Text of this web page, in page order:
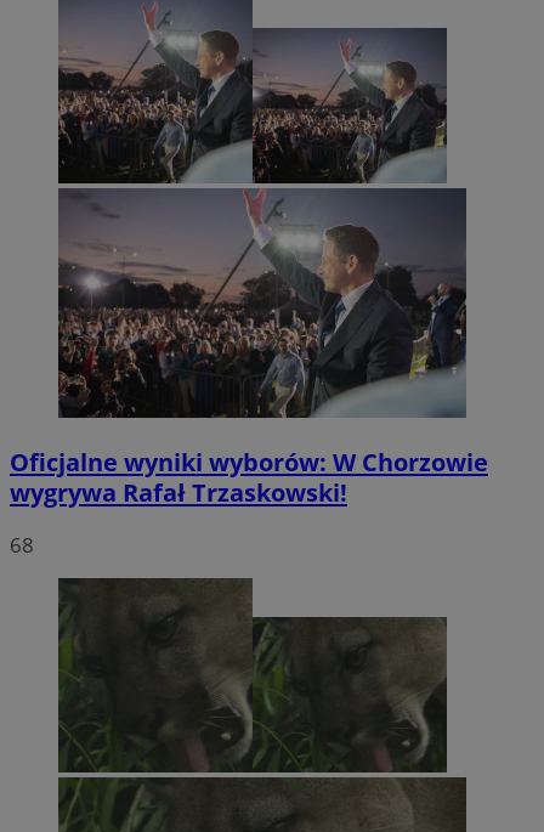
Oficjalne wyniki wyborów: W Chorzowie
wygrywa Rafał Trzaskowski!
68